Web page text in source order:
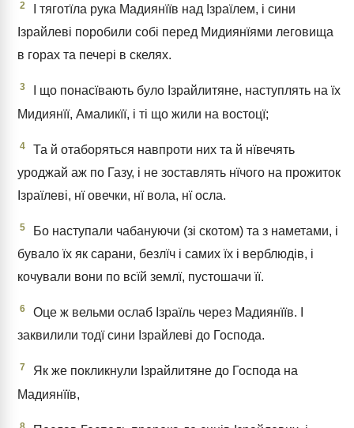
2
І тяготїла рука Мадиянїїв над Ізраїлем, і сини
Ізрайлеві поробили собі перед Мидиянїями леговища
в горах та печері в скелях.
3
І що понасївають було Ізрайлитяне, наступлять на їх
Мидиянїї, Амаликїї, і ті що жили на востоцї;
4
Та й отаборяться навпроти них та й нївечять
уроджай аж по Газу, і не зоставлять нїчого на прожиток
Ізраїлеві, нї овечки, нї вола, нї осла.
5
Бо наступали чабануючи (зі скотом) та з наметами, і
бувало їх як сарани, безлїч і самих їх і верблюдів, і
кочували вони по всїй землї, пустошачи її.
6
Оце ж вельми ослаб Ізраїль через Мадиянїїв. І
заквилили тодї сини Ізрайлеві до Господа.
7
Як же покликнули Ізрайлитяне до Господа на
Мадиянїїв,
8